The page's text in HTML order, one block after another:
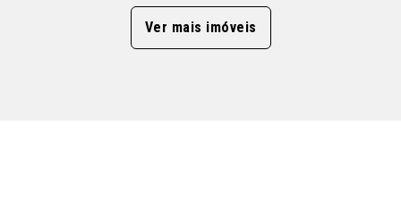
Ver mais imóveis